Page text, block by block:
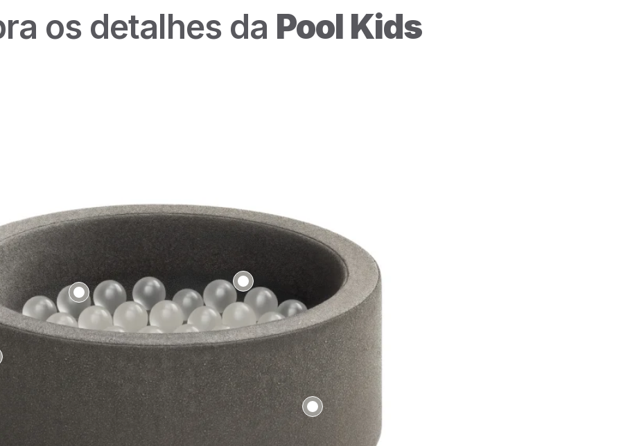
os detalhes da Pool Kids
Tecidos:
Boucle